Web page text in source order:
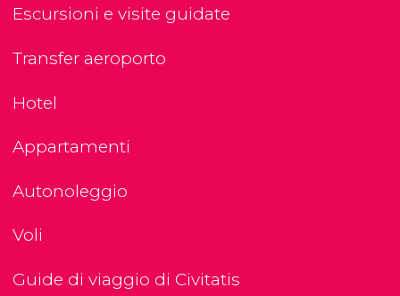
Escursioni e visite guidate
Transfer aeroporto
Hotel
Appartamenti
Autonoleggio
Voli
Guide di viaggio di Civitatis